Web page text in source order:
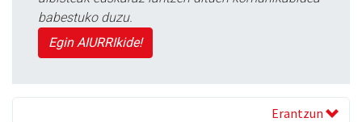
babestuko duzu.
Egin AIURRIkide!
Erantzun